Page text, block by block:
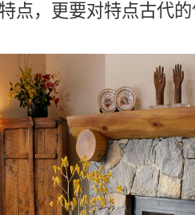
点，更要对特点古代